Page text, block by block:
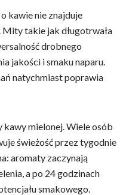
kawie nie znajduje
takie jak długotrwała
drobnego
jakości i smaku naparu.
natychmiast poprawia
mielonej. Wiele osób
świeżość przez tygodnie
aromaty zaczynają
a po 24 godzinach
smakowego.